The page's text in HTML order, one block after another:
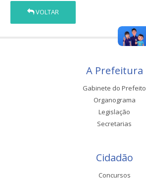
VOLTAR
A Prefeitura
Gabinete do Prefeito
Organograma
Legislação
Secretarias
Cidadão
Concursos